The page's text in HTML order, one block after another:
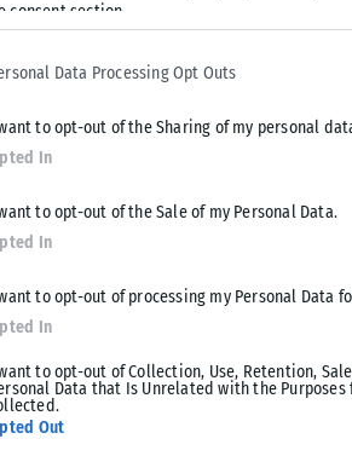
consent section.
Data Processing Opt Outs
to opt-out of the Sharing of my personal
In
to opt-out of the Sale of my Personal Data.
In
to opt-out of processing my Personal Data
In
to opt-out of Collection, Use, Retention,
Data that Is Unrelated with the
Out
στενοί συνεργάτες
της στα ...
κυλιόμενες
και καθορισμό ...